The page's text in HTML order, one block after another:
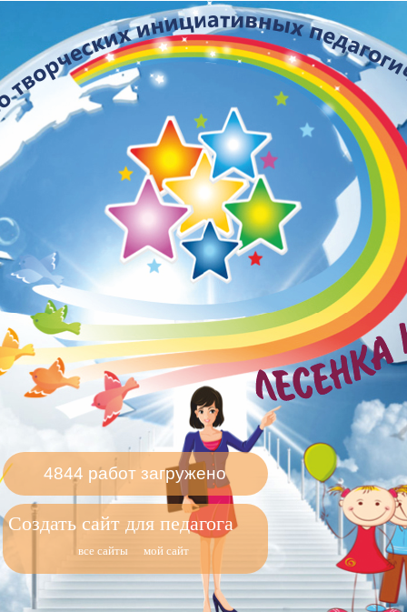
4844 работ загружено
Создать сайт для педагога
все сайты мой сайт